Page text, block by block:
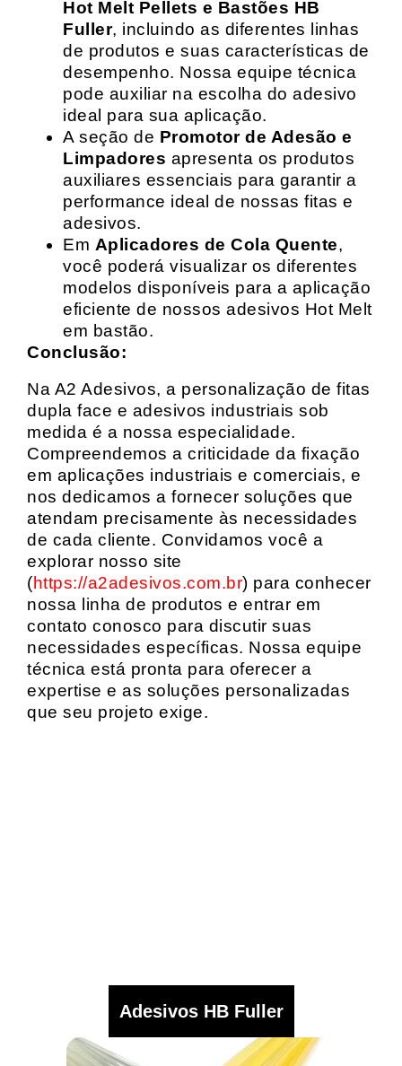
Hot Melt Pellets e Bastões HB
Fuller, incluindo as diferentes linhas
de produtos e suas características de
desempenho. Nossa equipe técnica
pode auxiliar na escolha do adesivo
ideal para sua aplicação.
A seção de Promotor de Adesão e
Limpadores apresenta os produtos
auxiliares essenciais para garantir a
performance ideal de nossas fitas e
adesivos.
Em Aplicadores de Cola Quente,
você poderá visualizar os diferentes
modelos disponíveis para a aplicação
eficiente de nossos adesivos Hot Melt
em bastão.
Conclusão:
Na A2 Adesivos, a personalização de fitas
dupla face e adesivos industriais sob
medida é a nossa especialidade.
Compreendemos a criticidade da fixação
em aplicações industriais e comerciais, e
nos dedicamos a fornecer soluções que
atendam precisamente às necessidades
de cada cliente. Convidamos você a
explorar nosso site
(https://a2adesivos.com.br) para conhecer
nossa linha de produtos e entrar em
contato conosco para discutir suas
necessidades específicas. Nossa equipe
técnica está pronta para oferecer a
expertise e as soluções personalizadas
que seu projeto exige.
Adesivos HB Fuller